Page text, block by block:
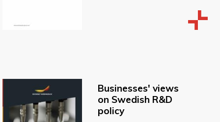
Businesses' views
on Swedish R&D
policy